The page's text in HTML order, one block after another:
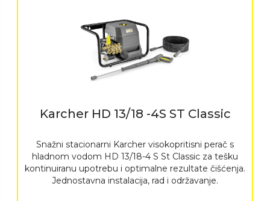
Karcher HD 13/18 -4S ST Classic
Snažni stacionarni Karcher visokopritisni perač s
hladnom vodom HD 13/18-4 S St Classic za tešku
kontinuiranu upotrebu i optimalne rezultate čišćenja.
Jednostavna instalacija, rad i održavanje.